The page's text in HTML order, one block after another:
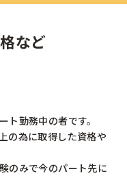
など
勤務中の者です。
の為に取得した資格や
のみで今のパート先に